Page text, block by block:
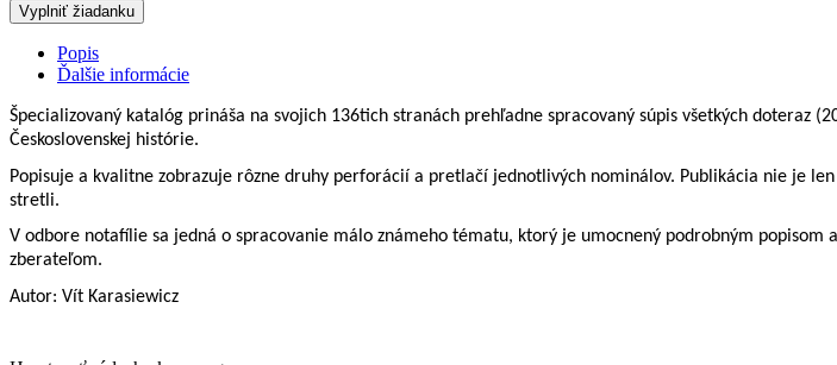
Vyplniť žiadanku
Popis
Ďalšie informácie
Špecializovaný katalóg prináša na svojich 136tich stranách prehľadne spracovaný súpis všetkých doteraz
Československej histórie.
Popisuje a kvalitne zobrazuje rôzne druhy perforácií a pretlačí jednotlivých nominálov. Publikácia nie je
stretli.
V odbore notafílie sa jedná o spracovanie málo známeho tématu, ktorý je umocnený podrobným
zberateľom.
Autor: Vít Karasiewicz